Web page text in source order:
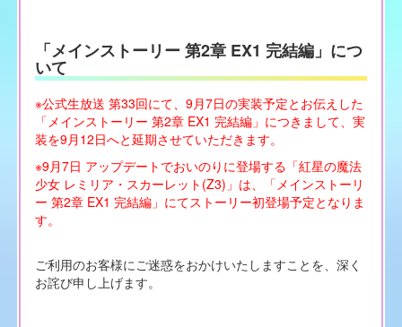
「メインストーリー 第2章 EX1 完結編」につ
いて
※公式生放送 第33回にて、9月7日の実装予定とお伝えした
「メインストーリー 第2章 EX1 完結編」につきまして、実
装を9月12日へと延期させていただきます。
※9月7日 アップデートでおいのりに登場する「紅星の魔法
少女 レミリア・スカーレット(Z3)」は、「メインストーリ
ー 第2章 EX1 完結編」にてストーリー初登場予定となりま
す。
ご利用のお客様にご迷惑をおかけいたしますことを、深く
お詫び申し上げます。